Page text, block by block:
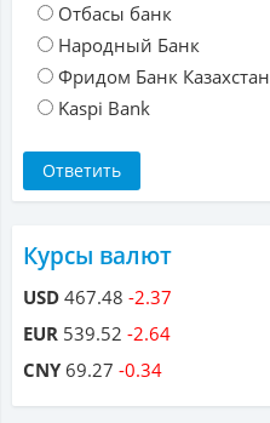
Отбасы банк
Народный Банк
Фридом Банк Казахстан
Kaspi Bank
Курсы валют
USD 467.48 -2.37
EUR 539.52 -2.64
CNY69.27 -0.34